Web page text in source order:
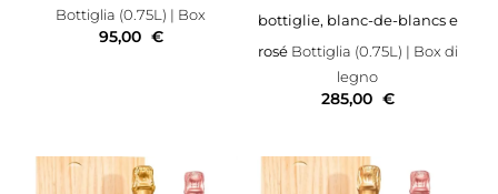
Bottiglia (0.75L) | Box
95,00 €
bottiglie, blanc-de-blancs e
roséBottiglia (0.75L) | Box di
legno
285,00 €